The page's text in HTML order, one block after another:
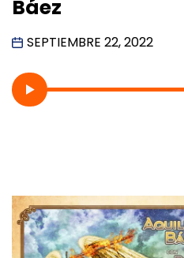
Báez
SEPTIEMBRE 22, 2022